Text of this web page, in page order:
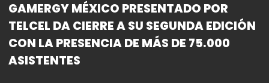
GAMERGY MÉXICO PRESENTADO POR
TELCEL DA CIERRE A SU SEGUNDA EDICIÓN
CON LA PRESENCIA DE MÁS DE 75.000
ASISTENTES